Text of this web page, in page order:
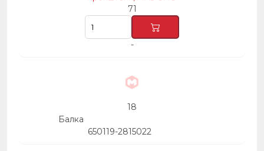
71
-
18
Балка
650119-2815022